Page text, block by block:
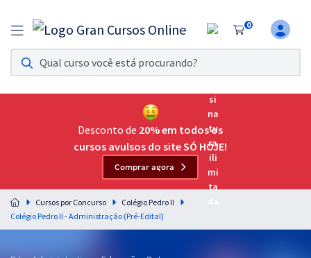
0
Assinatura Ilimitada 11
Acesso a todos os cursos. Teste grátis por 7 dias!
Assinatura OAB Até Passar
Acesso ilimitado a toda preparação para o Exame da
Residências Multiprofissionais
Preparação completa e intensiva para as principais
residências em saúde do Brasil
Desconto de 20% em todos os
cursos avulsos do site SÓ HOJE!
Comprar agora
Cursos por Concurso
Colégio Pedro II
Colégio Pedro II - Administração (Pré-Edital)